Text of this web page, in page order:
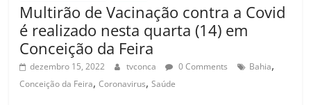
Multirão de Vacinação contra a Covid
é realizado nesta quarta (14) em
Conceição da Feira
dezembro 15, 2022 tvconca 0 Comments Bahia,
Conceição da Feira,Coronavirus,Saúde